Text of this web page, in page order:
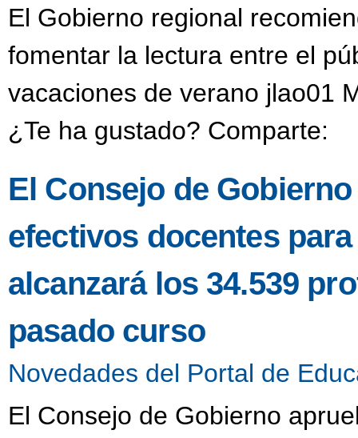
El Gobierno regional
fomentar la lectura entre el
vacaciones de verano jlao01
¿Te ha gustado? Comparte:
El Consejo de
efectivos docentes
alcanzará los 34.539
pasado curso
Novedades del Portal de
El Consejo de Gobierno